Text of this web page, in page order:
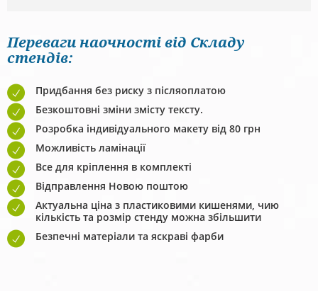
Переваги наочності від Складу
стендів:
Придбання без риску з післяоплатою
Безкоштовні зміни змісту тексту.
Розробка індивідуального макету від 80 грн
Можливість ламінації
Все для кріплення в комплекті
Відправлення Новою поштою
Актуальна ціна з пластиковими кишенями, чию
кількість та розмір стенду можна збільшити
Безпечні матеріали та яскраві фарби